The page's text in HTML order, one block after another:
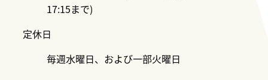
17:15まで)
定休日
毎週水曜日、および一部火曜日